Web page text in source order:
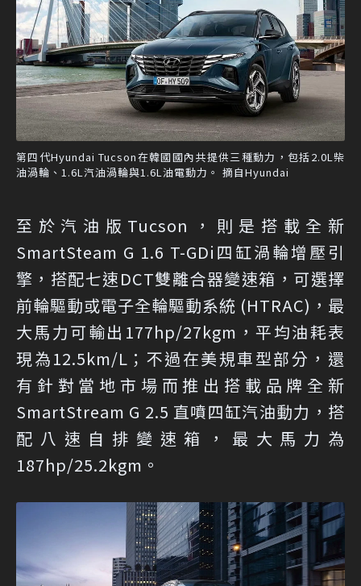
第四代Hyundai Tucson在韓國國內共提供三種動力，包括2.0L柴
油渦輪、1.6L汽油渦輪與1.6L油電動力。 摘自Hyundai
至於汽油版Tucson，則是搭載全新
SmartSteam G 1.6 T-GDi四缸渦輪增壓引
擎，搭配七速DCT雙離合器變速箱，可選擇
前輪驅動或電子全輪驅動系統 (HTRAC)，最
大馬力可輸出177hp/27kgm，平均油耗表
現為12.5km/L；不過在美規車型部分，還
有針對當地市場而推出搭載品牌全新
SmartStream G 2.5 直噴四缸汽油動力，搭
配八速自排變速箱，最大馬力為
187hp/25.2kgm。